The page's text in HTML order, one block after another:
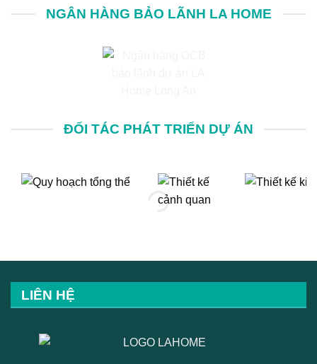
NGÂN HÀNG BẢO LÃNH LA HOME
ĐỐI TÁC PHÁT TRIỂN DỰ ÁN
LIÊN HỆ